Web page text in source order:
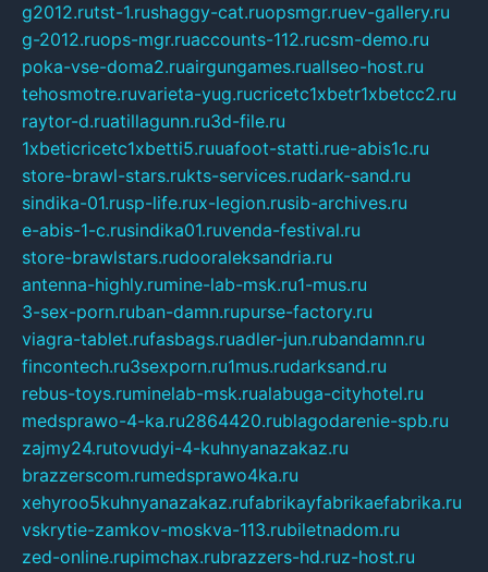
g2012.rutst-1.rushaggy-cat.ruopsmgr.ruev-gallery.ru
g-2012.ruops-mgr.ruaccounts-112.rucsm-demo.ru
poka-vse-doma2.ruairgungames.ruallseo-host.ru
tehosmotre.ruvarieta-yug.rucricetc1xbetr1xbetcc2.ru
raytor-d.ruatillagunn.ru3d-file.ru
1xbeticricetc1xbetti5.ruuafoot-statti.rue-abis1c.ru
store-brawl-stars.rukts-services.rudark-sand.ru
sindika-01.rusp-life.rux-legion.rusib-archives.ru
e-abis-1-c.rusindika01.ruvenda-festival.ru
store-brawlstars.rudooraleksandria.ru
antenna-highly.rumine-lab-msk.ru1-mus.ru
3-sex-porn.ruban-damn.rupurse-factory.ru
viagra-tablet.rufasbags.ruadler-jun.rubandamn.ru
fincontech.ru3sexporn.ru1mus.rudarksand.ru
rebus-toys.ruminelab-msk.rualabuga-cityhotel.ru
medsprawo-4-ka.ru2864420.rublagodarenie-spb.ru
zajmy24.rutovudyi-4-kuhnyanazakaz.ru
brazzerscom.rumedsprawo4ka.ru
xehyroo5kuhnyanazakaz.rufabrikayfabrikaefabrika.ru
vskrytie-zamkov-moskva-113.rubiletnadom.ru
zed-online.rupimchax.rubrazzers-hd.ruz-host.ru